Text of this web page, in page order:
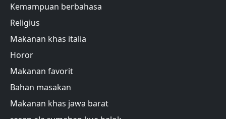
Kemampuan berbahasa
Religius
Makanan khas italia
Horor
Makanan favorit
Bahan masakan
Makanan khas jawa barat